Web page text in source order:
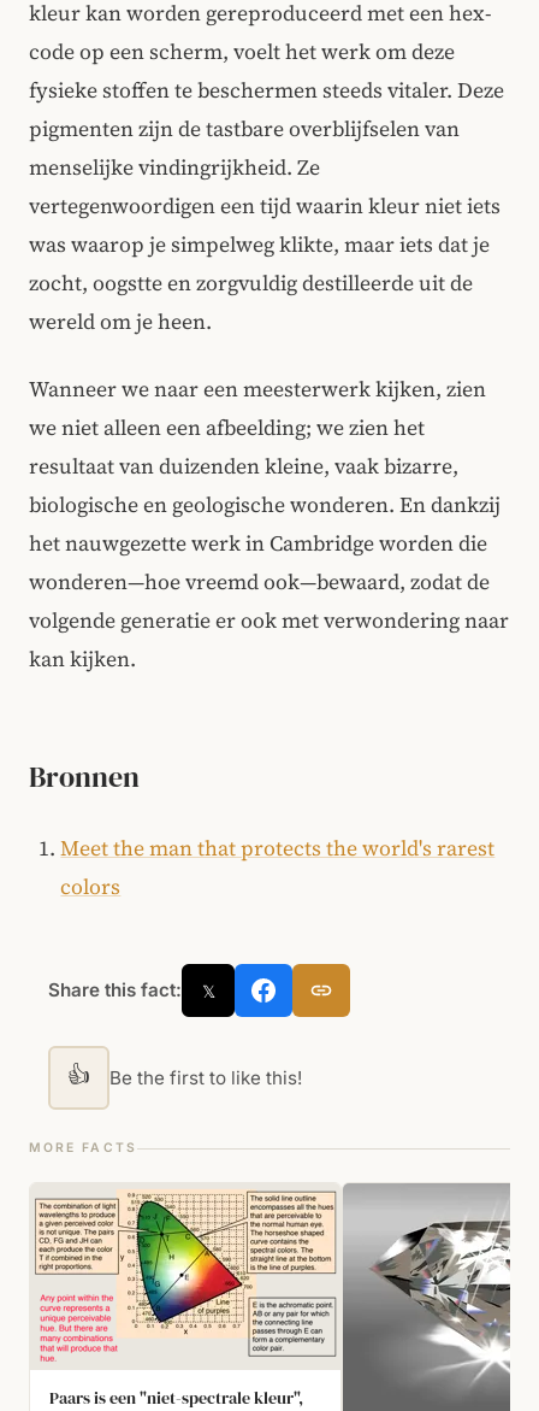
kleur kan worden gereproduceerd met een hex-
code op een scherm, voelt het werk om deze
fysieke stoffen te beschermen steeds vitaler. Deze
pigmenten zijn de tastbare overblijfselen van
menselijke vindingrijkheid. Ze
vertegenwoordigen een tijd waarin kleur niet iets
was waarop je simpelweg klikte, maar iets dat je
zocht, oogstte en zorgvuldig destilleerde uit de
wereld om je heen.
Wanneer we naar een meesterwerk kijken, zien
we niet alleen een afbeelding; we zien het
resultaat van duizenden kleine, vaak bizarre,
biologische en geologische wonderen. En dankzij
het nauwgezette werk in Cambridge worden die
wonderen—hoe vreemd ook—bewaard, zodat de
volgende generatie er ook met verwondering naar
kan kijken.
Bronnen
Meet the man that protects the world's rarest
colors
Share this fact: 𝕏
👍 Be the first to like this!
MORE FACTS
Paars is een "niet-spectrale kleur",